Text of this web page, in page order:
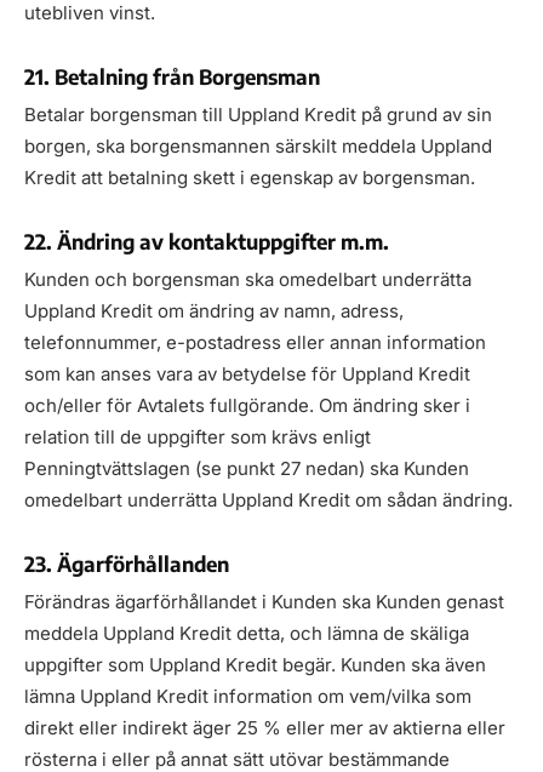
utebliven vinst.
21. Betalning från Borgensman
Betalar borgensman till Uppland Kredit på grund av sin
borgen, ska borgensmannen särskilt meddela Uppland
Kredit att betalning skett i egenskap av borgensman.
22. Ändring av kontaktuppgifter m.m.
Kunden och borgensman ska omedelbart underrätta
Uppland Kredit om ändring av namn, adress,
telefonnummer, e-postadress eller annan information
som kan anses vara av betydelse för Uppland Kredit
och/eller för Avtalets fullgörande. Om ändring sker i
relation till de uppgifter som krävs enligt
Penningtvättslagen (se punkt 27 nedan) ska Kunden
omedelbart underrätta Uppland Kredit om sådan ändring.
23. Ägarförhållanden
Förändras ägarförhållandet i Kunden ska Kunden genast
meddela Uppland Kredit detta, och lämna de skäliga
uppgifter som Uppland Kredit begär. Kunden ska även
lämna Uppland Kredit information om vem/vilka som
direkt eller indirekt äger 25 % eller mer av aktierna eller
rösterna i eller på annat sätt utövar bestämmande